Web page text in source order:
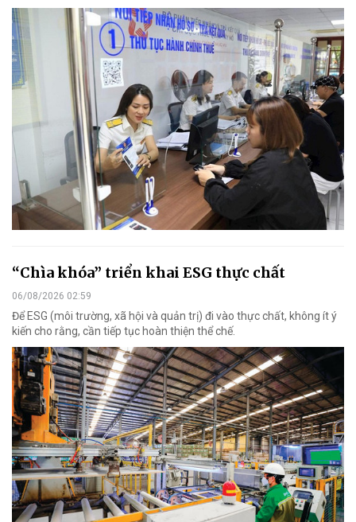
“Chìa khóa” triển khai ESG thực chất
06/08/2026 02:59
Để ESG (môi trường, xã hội và quản trị) đi vào thực chất, không ít ý
kiến cho rằng, cần tiếp tục hoàn thiện thể chế.